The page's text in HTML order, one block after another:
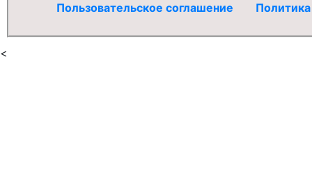
Пользовательское соглашение
<